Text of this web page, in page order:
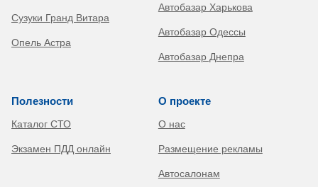
Сузуки Гранд Витара
Опель Астра
Автобазар Харькова
Автобазар Одессы
Автобазар Днепра
Полезности
Каталог СТО
Экзамен ПДД онлайн
О проекте
О нас
Размещение рекламы
Автосалонам